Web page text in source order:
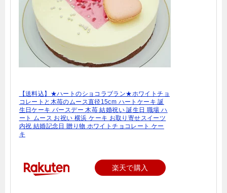
【送料込】★ハートのショコラブラン★ホワイトチョ
コレートと木苺のムース直径15cm ハートケーキ 誕
生日ケーキ バースデー 木苺 結婚祝い 誕生日 職場 ハ
ート ムース お祝い 横浜 ケーキ お取り寄せスイーツ
内祝 結婚記念日 贈り物 ホワイトチョコレート ケー
キ
楽天で購入